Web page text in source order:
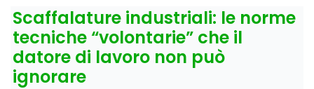
Scaffalature industriali: le norme
tecniche “volontarie” che il
datore di lavoro non può
ignorare